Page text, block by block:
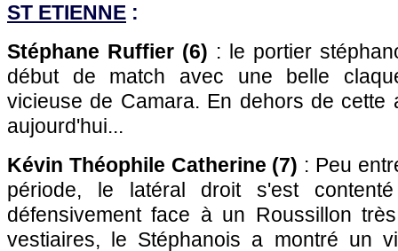
ST ETIENNE :
Stéphane Ruffier (6) : le portier
début de match avec une belle
vicieuse de Camara. En dehors de cette
aujourd'hui...
Kévin Théophile Catherine (7) : Peu
période, le latéral droit s'est
défensivement face à un Roussillon
vestiaires, le Stéphanois a montré un